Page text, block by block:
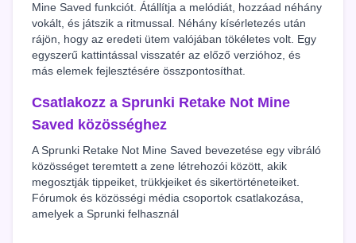
Mine Saved funkciót. Átállítja a melódiát, hozzáad néhány
vokált, és játszik a ritmussal. Néhány kísérletezés után
rájön, hogy az eredeti ütem valójában tökéletes volt. Egy
egyszerű kattintással visszatér az előző verzióhoz, és
más elemek fejlesztésére összpontosíthat.
Csatlakozz a Sprunki Retake Not Mine
Saved közösséghez
A Sprunki Retake Not Mine Saved bevezetése egy vibráló
közösséget teremtett a zene létrehozói között, akik
megosztják tippeiket, trükkjeiket és sikertörténeteiket.
Fórumok és közösségi média csoportok csatlakozása,
amelyek a Sprunki felhasznál